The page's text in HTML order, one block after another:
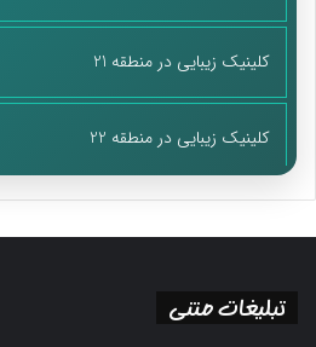
کلینیک زیبایی در منطقه 21
کلینیک زیبایی در منطقه 22
تبلیغات متنی